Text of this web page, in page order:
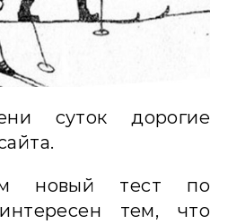
суток дорогие
новый тест по
тем, что